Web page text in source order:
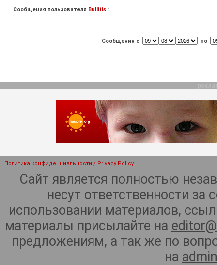
Сообщения пользователя Bullitis:
Сообщения с по
Политика конфиденциальности / Privacy Policy
Сайт является полностью
несут ответственности
использовании материалов,
материалы присылайте на
предложениям, а так же по
на